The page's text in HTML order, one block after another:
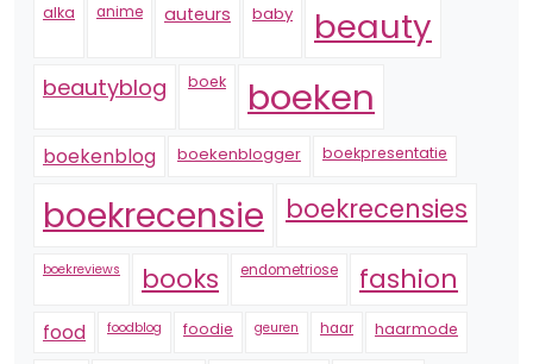
alka anime auteurs baby beauty
beautyblog boek boeken
boekenblog boekenblogger boekpresentatie
boekrecensie boekrecensies
boekreviews books endometriose fashion
food foodblog foodie geuren haar haarmode